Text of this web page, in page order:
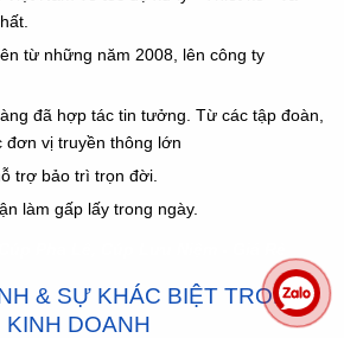
từ những năm 2008, lên công ty
đã hợp tác tin tưởng. Từ các tập đoàn,
đơn vị truyền thông lớn
trợ bảo trì trọn đời.
làm gấp lấy trong ngày.
& SỰ KHÁC BIỆT TRONG
KINH DOANH